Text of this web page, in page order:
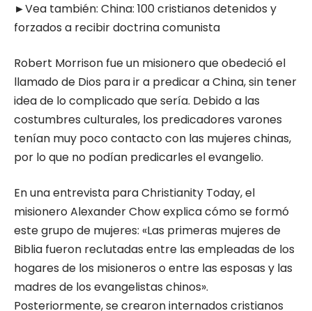
►Vea también: China: 100 cristianos detenidos y
forzados a recibir doctrina comunista
Robert Morrison fue un misionero que obedeció el
llamado de Dios para ir a predicar a China, sin tener
idea de lo complicado que sería. Debido a las
costumbres culturales, los predicadores varones
tenían muy poco contacto con las mujeres chinas,
por lo que no podían predicarles el evangelio.
En una entrevista para Christianity Today, el
misionero Alexander Chow explica cómo se formó
este grupo de mujeres: «Las primeras mujeres de
Biblia fueron reclutadas entre las empleadas de los
hogares de los misioneros o entre las esposas y las
madres de los evangelistas chinos».
Posteriormente, se crearon internados cristianos